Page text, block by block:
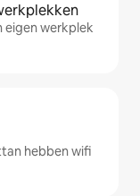
eigen werkplek
hebben wifi